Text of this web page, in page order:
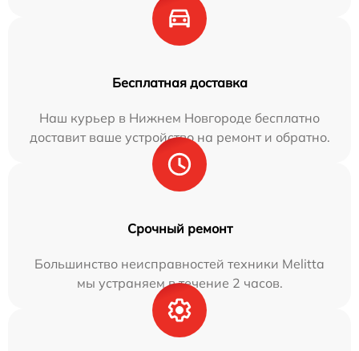
Бесплатная доставка
Наш курьер в Нижнем Новгороде бесплатно
доставит ваше устройство на ремонт и обратно.
Срочный ремонт
Большинство неисправностей техники Melitta
мы устраняем в течение 2 часов.